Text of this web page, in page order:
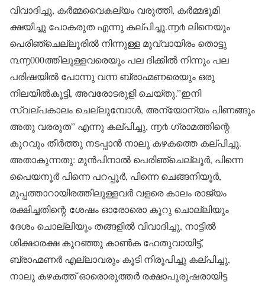
വിവാദിച്ചു, കർമ്മവൈകല്യം വരുത്തി, കർമ്മഭൂമി
ക്ഷയിച്ചു പോകരുത എന്നു കല്പിച്ചു.൬൪ ലിനെയും
പെരിഞ്ചെല്ലൂരിൽ നിന്നുള്ള മുവ്വായിരം തൊട്ടു
൩൬000ത്തിലുള്ളവരെയും പല ദിക്കിൽ നിന്നും പല
പരിഷയിൽ പോന്നു വന്ന ബ്രാഹ്മണരെയും ഒരു
നിലയിൽകൂട്ടി, അവരോടരുളി ചെയ്തു.”ഇനി
സ്വല്പകാലം ചെല്ലുമ്പോൾ, അന്യോന്യം പിണങ്ങും
അതു വരരുത” എന്നു കല്പിച്ചു, ൬൪ ഗ്രാമത്തിന്റെ
കുറവും തീർത്തു നടപ്പാൻ നാലു കഴകത്തെ കല്പിച്ചു.
അതാകുന്നതു: മുൻപിനാൽ പെരിഞ്ചെല്ലൂർ, പിന്നെ
പൈയനൂർ പിന്നെ പറപ്പൂർ, പിന്നെ ചെങ്ങനിയൂർ,
മുപ്പത്താറായിരത്തിലുള്ളവർ വളരെ കാലം രാജ്യം
രക്ഷിച്ചതിന്റെ ശേഷം ഓരോരൊ കൂറു ചൊല്ലിയും
ദേശം ചൊല്ലിയും തങ്ങളിൽ വിവാദിച്ചു, നാട്ടിൽ
ശിക്ഷാരക്ഷ കുറഞ്ഞു കാൺക ഹേതുവായിട്ട്,
ബ്രാഹ്മണർ എല്ലാവരും കൂടി നിരൂപിച്ചു കല്പിച്ചു,
നാലു കഴകത്ത് ഓരൊരുത്തർ രക്ഷാപുരുഷരായിട്ട